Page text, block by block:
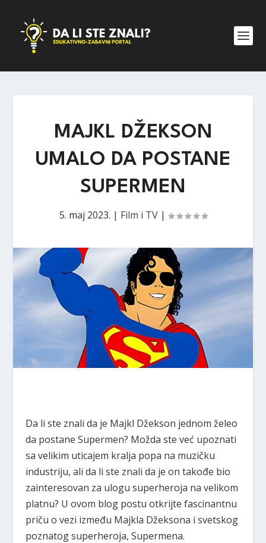
MAJKL DŽEKSON
UMALO DA POSTANE
SUPERMEN
5. maj 2023. | Film i TV|
Da li ste znali da je Majkl Džekson jednom želeo
da postane Supermen? Možda ste već upoznati
sa velikim uticajem kralja popa na muzičku
industriju, ali da li ste znali da je on takođe bio
zainteresovan za ulogu superheroja na velikom
platnu? U ovom blog postu otkrijte fascinantnu
priču o vezi između Majkla Džeksona i svetskog
poznatog superheroja, Supermena.